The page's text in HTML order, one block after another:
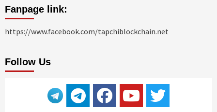
Fanpage link:
https://www.facebook.com/tapchiblockchain.net
Follow Us